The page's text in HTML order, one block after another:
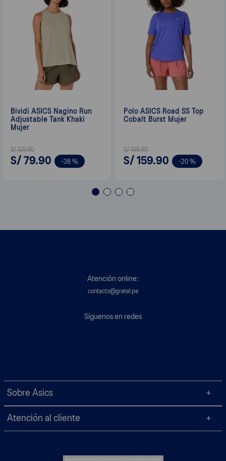
Bividi ASICS Nagino Run
Adjustable Tank Khaki
Mujer
S/ 129.90
S/ 79.90 -38 %
Polo ASICS Road SS Top
Cobalt Burst Mujer
S/ 199.90
S/ 159.90 -20 %
Atención online:
contacto@gretel.pe
Síguenos en redes
Sobre Asics
Atención al cliente